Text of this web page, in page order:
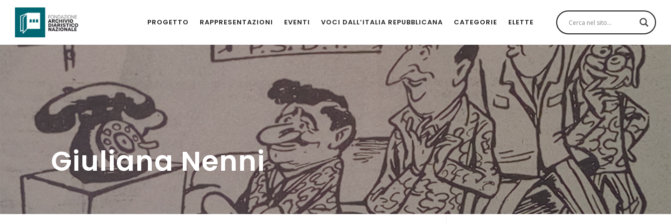
PROGETTO RAPPRESENTAZIONI EVENTI VOCI DALL’ITALIA REPUBBLICANA CATEGORIE ELETTE
Giuliana Nenni